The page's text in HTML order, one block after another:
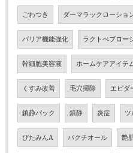
ごわつき ダーマラックローショ
バリア機能強化 ラクトぺプロー
幹細胞美容液 ホームケアアイテ
くすみ改善 毛穴掃除 エピダ
鎮静パック 鎮静 炎症 ツ
びたみんA バクチオール 艶